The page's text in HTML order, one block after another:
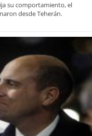
su comportamiento, el
desde Teherán.